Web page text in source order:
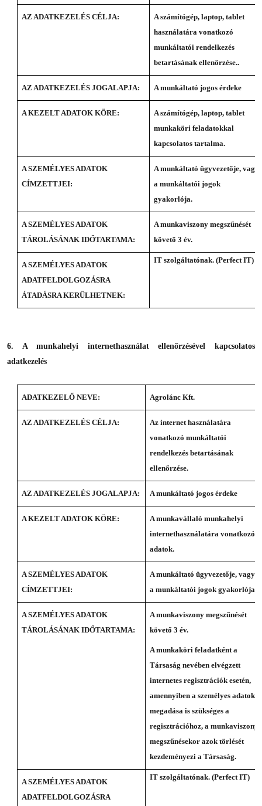
AZ ADATKEZELÉS CÉLJA:
A számítógép, laptop, tablet
használatára vonatkozó
munkáltatói rendelkezés
betartásának ellenőrzése..
AZ ADATKEZELÉS JOGALAPJA: A munkáltató jogos érdeke
A KEZELT ADATOK KÖRE:
A számítógép, laptop, tablet
munkaköri feladatokkal
kapcsolatos tartalma.
A SZEMÉLYES ADATOK
CÍMZETTJEI:
A munkáltató ügyvezetője, vagy
a munkáltatói jogok
gyakorlója.
A SZEMÉLYES ADATOK
TÁROLÁSÁNAK IDŐTARTAMA:
A munkaviszony megszűnését
követő 3 év.
A SZEMÉLYES ADATOK
ADATFELDOLGOZÁSRA
ÁTADÁSRA KERÜLHETNEK:
IT szolgáltatónak. (Perfect IT)
6. Amunkahelyi internethasználat ellenőrzésével kapcsolatos
adatkezelés
ADATKEZELŐ NEVE: Agrolánc Kft.
AZ ADATKEZELÉS CÉLJA:
Az internet használatára
vonatkozó munkáltatói
rendelkezés betartásának
ellenőrzése.
AZ ADATKEZELÉS JOGALAPJA: A munkáltató jogos érdeke
A KEZELT ADATOK KÖRE:
A munkavállaló munkahelyi
internethasználatára vonatkozó
adatok.
A SZEMÉLYES ADATOK
CÍMZETTJEI:
A munkáltató ügyvezetője, vagy
a munkáltatói jogok gyakorlója.
A SZEMÉLYES ADATOK
TÁROLÁSÁNAK IDŐTARTAMA:
A munkaviszony megszűnését
követő 3 év.
A munkaköri feladatként a
Társaság nevében elvégzett
internetes regisztrációk esetén,
amennyiben a személyes adatok
megadása is szükséges a
regisztrációhoz, a munkaviszony
megszűnésekor azok törlését
kezdeményezi a Társaság.
A SZEMÉLYES ADATOK
ADATFELDOLGOZÁSRA
IT szolgáltatónak. (Perfect IT)